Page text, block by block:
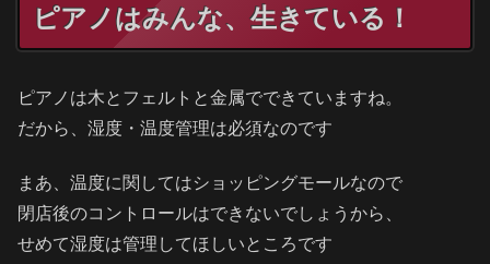
ピアノはみんな、生きている！
ピアノは木とフェルトと金属でできていますね。
だから、湿度・温度管理は必須なのです
まあ、温度に関してはショッピングモールなので
閉店後のコントロールはできないでしょうから、
せめて湿度は管理してほしいところです